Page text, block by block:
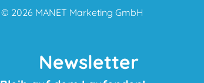
© 2026 MANET Marketing GmbH
Newsletter